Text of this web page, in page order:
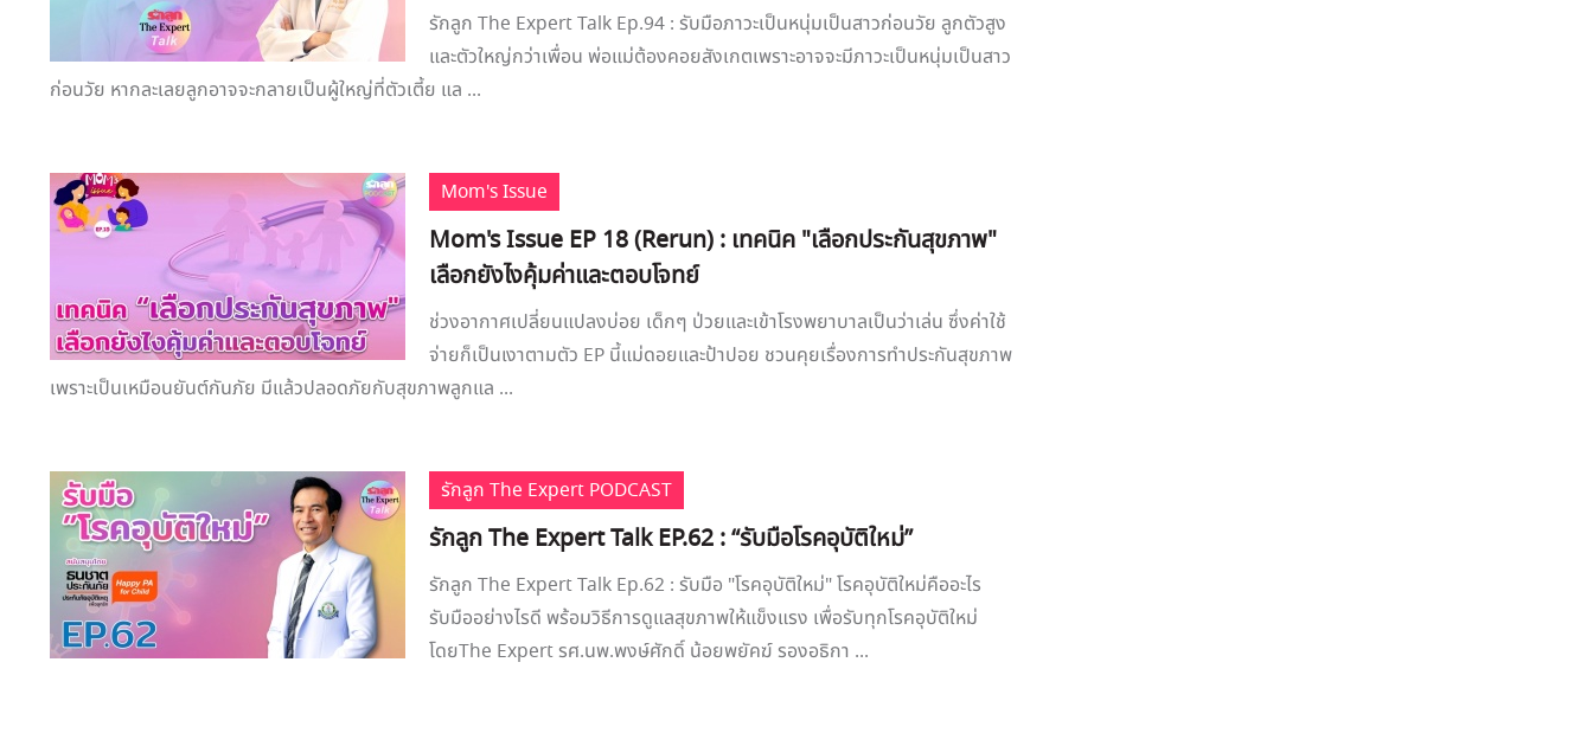
รักลูก The Expert Talk Ep.94 : รับมือภาวะเป็นหนุ่มเป็นสาวก่อนวัย ลูกตัวสูง
และตัวใหญ่กว่าเพื่อน พ่อแม่ต้องคอยสังเกตเพราะอาจจะมีภาวะเป็นหนุ่มเป็นสาว
ก่อนวัย หากละเลยลูกอาจจะกลายเป็นผู้ใหญ่ที่ตัวเตี้ย แล ...
Mom's Issue
Mom's Issue EP 18 (Rerun) : เทคนิค "เลือกประกันสุขภาพ"
เลือกยังไงคุ้มค่าและตอบโจทย์
ช่วงอากาศเปลี่ยนแปลงบ่อย เด็กๆ ป่วยและเข้าโรงพยาบาลเป็นว่าเล่น ซึ่งค่าใช้
จ่ายก็เป็นเงาตามตัว EP นี้แม่ดอยและป้าปอย ชวนคุยเรื่องการทำประกันสุขภาพ
เพราะเป็นเหมือนยันต์กันภัย มีแล้วปลอดภัยกับสุขภาพลูกแล ...
รักลูก The Expert PODCAST
รักลูก The Expert Talk EP.62 : “รับมือโรคอุบัติใหม่”
รักลูก The Expert Talk Ep.62 : รับมือ "โรคอุบัติใหม่" โรคอุบัติใหม่คืออะไร
รับมืออย่างไรดี พร้อมวิธีการดูแลสุขภาพให้แข็งแรง เพื่อรับทุกโรคอุบัติใหม่
โดยThe Expert รศ.นพ.พงษ์ศักดิ์ น้อยพยัคฆ์ รองอธิกา ...